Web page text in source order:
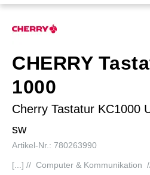
CHERRY
1000
Cherry Tastatur KC1000
sw
Artikel-Nr.: 780263990
[...] // Computer & Kommunikation